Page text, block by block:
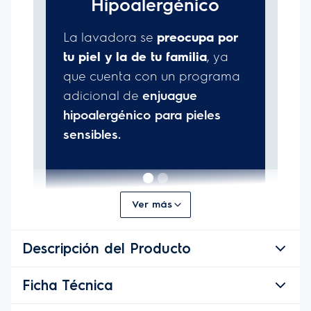
Ver más
Descripción del Producto
Descripción del Producto
Ficha Técnica